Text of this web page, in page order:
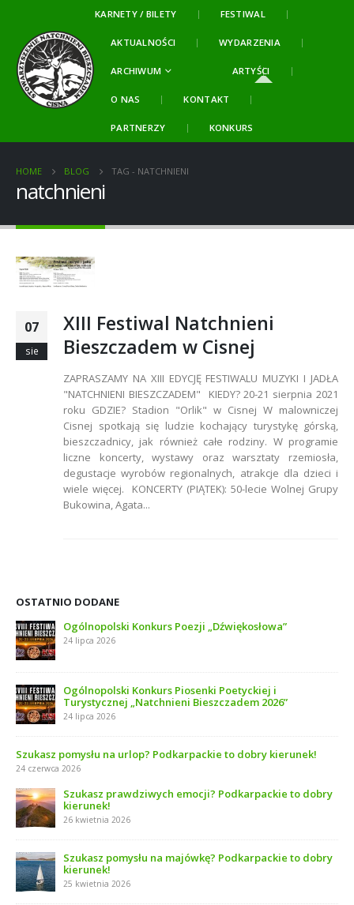
KARNETY / BILETY FESTIWAL
AKTUALNOŚCI WYDARZENIA
ARCHIWUM ARTYŚCI
O NAS KONTAKT
PARTNERZY KONKURS
HOME BLOG TAG - NATCHNIENI
natchnieni
07
sie
XIII Festiwal Natchnieni
Bieszczadem w Cisnej
ZAPRASZAMY NA XIII EDYCJĘ FESTIWALU MUZYKI I JADŁA
"NATCHNIENI BIESZCZADEM" KIEDY? 20-21 sierpnia 2021
roku GDZIE? Stadion "Orlik" w Cisnej W malowniczej
Cisnej spotkają się ludzie kochający turystykę górską,
bieszczadnicy, jak również całe rodziny. W programie
liczne koncerty, wystawy oraz warsztaty rzemiosła,
degustacje wyrobów regionalnych, atrakcje dla dzieci i
wiele więcej. KONCERTY (PIĄTEK): 50-lecie Wolnej Grupy
Bukowina, Agata...
OSTATNIO DODANE
Ogólnopolski Konkurs Poezji „Dźwiękosłowa”
24 lipca 2026
Ogólnopolski Konkurs Piosenki Poetyckiej i
Turystycznej „Natchnieni Bieszczadem 2026”
24 lipca 2026
Szukasz pomysłu na urlop? Podkarpackie to dobry kierunek!
24 czerwca 2026
Szukasz prawdziwych emocji? Podkarpackie to dobry
kierunek!
26 kwietnia 2026
Szukasz pomysłu na majówkę? Podkarpackie to dobry
kierunek!
25 kwietnia 2026